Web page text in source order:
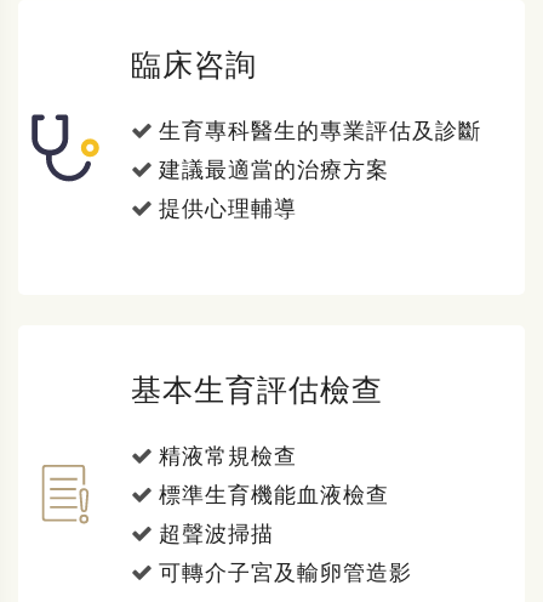
臨床咨詢
生育專科醫生的專業評估及診斷
建議最適當的治療方案
提供心理輔導
基本生育評估檢查
精液常規檢查
標準生育機能血液檢查
超聲波掃描
可轉介子宮及輸卵管造影